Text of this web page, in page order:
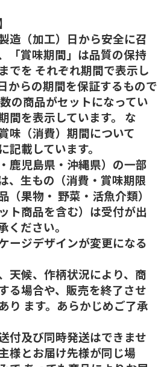
造（加工）日から安全に召
「賞味期間」は品質の保持
でを それぞれ期間で表示し
からの期間を保証するもので
の商品がセットになってい
間を表示しています。 な
味（消費）期間について
記載しています。
鹿児島県・沖縄県）の一部
、生もの（消費・賞味期限
（果物・ 野菜・活魚介類）
ト商品を含む）は受付が出
ください。
ージデザインが変更になる
天候、作柄状況により、商
る場合や、販売を終了させ
り ます。あらかじめご了承
付及び同時発送はできませ
様とお届け先様が同じ場